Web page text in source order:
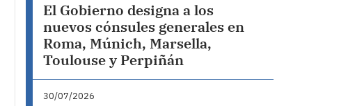
El Gobierno designa a los
nuevos cónsules generales en
Roma, Múnich, Marsella,
Toulouse y Perpiñán
30/07/2026